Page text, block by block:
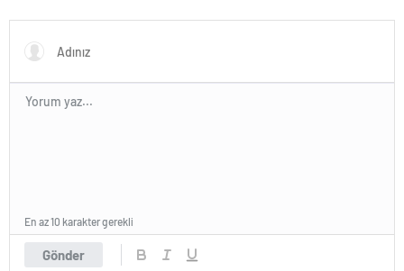
Gönder
En az 10 karakter gerekli